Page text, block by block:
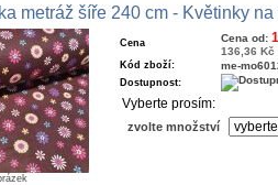
metráž šíře 240 cm - Květinky
Cena Cena od:
136,36 Kč
Kód zboží: me-
Dostupnost:
Vyberte prosím:
zvolte množství